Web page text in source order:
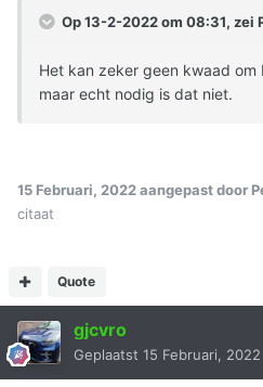
Op 13-2-2022 om 08:31, zei
Het kan zeker geen kwaad
maar echt nodig is dat niet.
15 Februari, 2022aangepast door
citaat
Quote
gjcvro
Geplaatst 15 Februari, 2022